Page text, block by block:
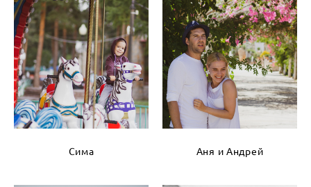
Сима Аня и Андрей